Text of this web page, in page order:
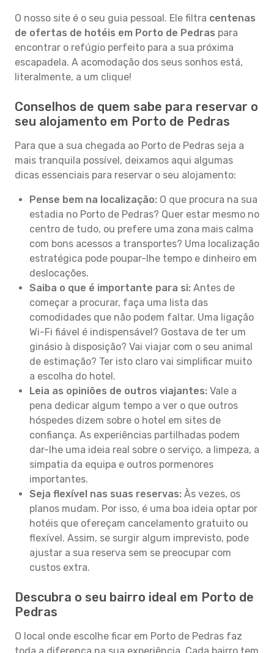
O nosso site é o seu guia pessoal. Ele filtra centenas
de ofertas de hotéis em Porto de Pedras para
encontrar o refúgio perfeito para a sua próxima
escapadela. A acomodação dos seus sonhos está,
literalmente, a um clique!
Conselhos de quem sabe para reservar o
seu alojamento em Porto de Pedras
Para que a sua chegada ao Porto de Pedras seja a
mais tranquila possível, deixamos aqui algumas
dicas essenciais para reservar o seu alojamento:
Pense bem na localização: O que procura na sua
estadia no Porto de Pedras? Quer estar mesmo no
centro de tudo, ou prefere uma zona mais calma
com bons acessos a transportes? Uma localização
estratégica pode poupar-lhe tempo e dinheiro em
deslocações.
Saiba o que é importante para si: Antes de
começar a procurar, faça uma lista das
comodidades que não podem faltar. Uma ligação
Wi-Fi fiável é indispensável? Gostava de ter um
ginásio à disposição? Vai viajar com o seu animal
de estimação? Ter isto claro vai simplificar muito
a escolha do hotel.
Leia as opiniões de outros viajantes: Vale a
pena dedicar algum tempo a ver o que outros
hóspedes dizem sobre o hotel em sites de
confiança. As experiências partilhadas podem
dar-lhe uma ideia real sobre o serviço, a limpeza, a
simpatia da equipa e outros pormenores
importantes.
Seja flexível nas suas reservas: Às vezes, os
planos mudam. Por isso, é uma boa ideia optar por
hotéis que ofereçam cancelamento gratuito ou
flexível. Assim, se surgir algum imprevisto, pode
ajustar a sua reserva sem se preocupar com
custos extra.
Descubra o seu bairro ideal em Porto de
Pedras
O local onde escolhe ficar em Porto de Pedras faz